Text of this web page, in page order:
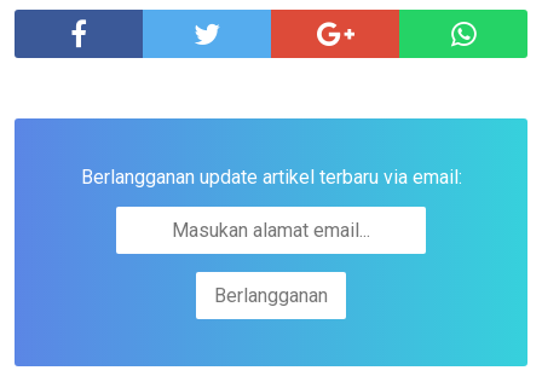
Berlangganan update artikel terbaru via email: